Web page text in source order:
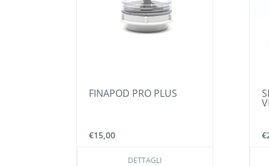
FINAPOD PRO PLUS
€15,00
DETTAGLI